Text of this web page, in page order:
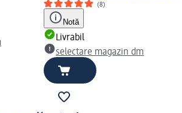
(8)
Notă
Livrabil
selectare magazin dm